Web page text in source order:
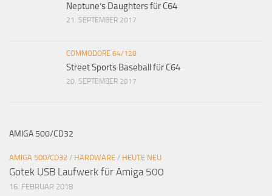
Neptune’s Daughters für C64
21. SEPTEMBER 2017
COMMODORE 64/128
Street Sports Baseball für C64
20. SEPTEMBER 2017
AMIGA 500/CD32
AMIGA 500/CD32 / HARDWARE / HEUTE NEU
Gotek USB Laufwerk für Amiga 500
16. FEBRUAR 2018